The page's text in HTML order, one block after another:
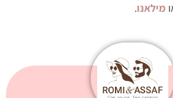
מילאנו.